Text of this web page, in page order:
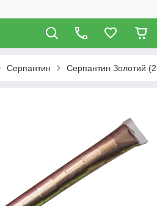
Серпантин Серпантин Золотий